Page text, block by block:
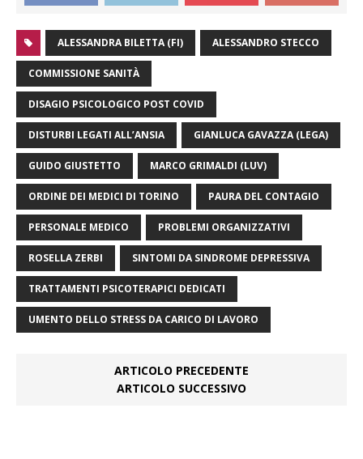
ALESSANDRA BILETTA (FI) ALESSANDRO STECCO
COMMISSIONE SANITÀ
DISAGIO PSICOLOGICO POST COVID
DISTURBI LEGATI ALL’ANSIA GIANLUCA GAVAZZA (LEGA)
GUIDO GIUSTETTO MARCO GRIMALDI (LUV)
ORDINE DEI MEDICI DI TORINO PAURA DEL CONTAGIO
PERSONALE MEDICO PROBLEMI ORGANIZZATIVI
ROSELLA ZERBI SINTOMI DA SINDROME DEPRESSIVA
TRATTAMENTI PSICOTERAPICI DEDICATI
UMENTO DELLO STRESS DA CARICO DI LAVORO
ARTICOLO PRECEDENTE
ARTICOLO SUCCESSIVO